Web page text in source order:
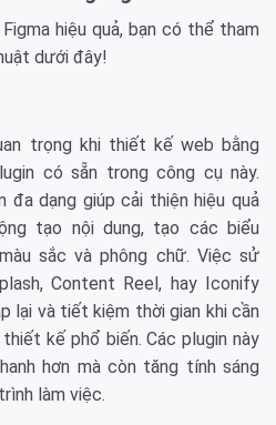
hiệu quả, bạn có thể tham
dưới đây!
trọng khi thiết kế web bằng
có sẵn trong công cụ này.
đa dạng giúp cải thiện hiệu quả
tạo nội dung, tạo các biểu
sắc và phông chữ. Việc sử
Content Reel, hay Iconify
lại và tiết kiệm thời gian khi cần
kế phổ biến. Các plugin này
hơn mà còn tăng tính sáng
làm việc.